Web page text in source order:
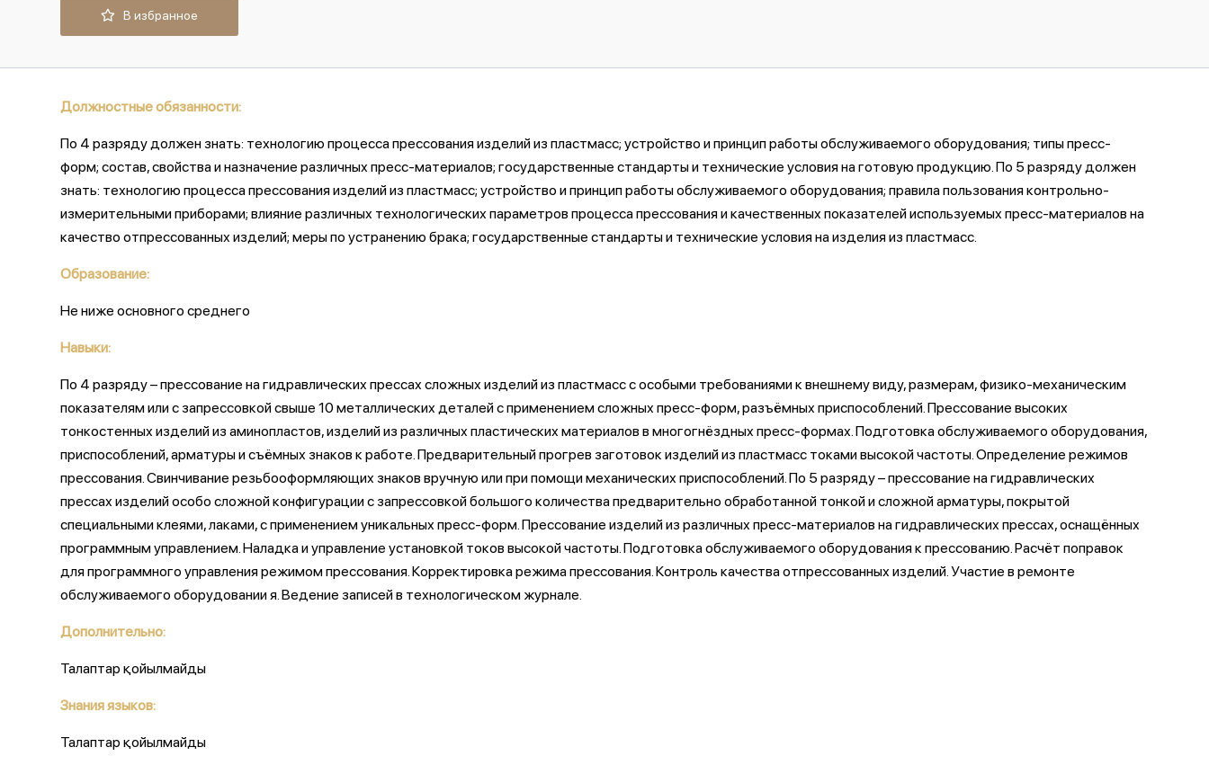
В избранное
Должностные обязанности:
По 4 pазpяду должен знать: технологию процесса прессования изделий из пластмасс; устройство и принцип работы обслуживаемого оборудования; типы пресс-
форм; состав, свойства и назначение различных пресс-материалов; государственные стандарты и технические условия на готовую продукцию. По 5 pазpяду должен
знать: технологию процесса прессования изделий из пластмасс; устройство и принцип работы обслуживаемого оборудования; правила пользования контрольно-
измерительными приборами; влияние различных технологических параметров процесса прессования и качественных показателей используемых пресс-материалов на
качество отпрессованных изделий; меры по устранению брака; государственные стандарты и технические условия на изделия из пластмасс.
Образование:
Не ниже основного среднего
Навыки:
По 4 pазpяду – прессование на гидравлических прессах сложных изделий из пластмасс с особыми требованиями к внешнему виду, размерам, физико-механическим
показателям или с запрессовкой свыше 10 металлических деталей с применением сложных пресс-форм, разъёмных приспособлений. Прессование высоких
тонкостенных изделий из аминопластов, изделий из различных пластических материалов в многогнёздных пресс-формах. Подготовка обслуживаемого оборудования,
приспособлений, арматуры и съёмных знаков к работе. Предварительный прогрев заготовок изделий из пластмасс токами высокой частоты. Определение режимов
прессования. Свинчивание резьбооформляющих знаков вручную или при помощи механических приспособлений. По 5 pазpяду – прессование на гидравлических
прессах изделий особо сложной конфигурации с запрессовкой большого количества предварительно обработанной тонкой и сложной арматуры, покрытой
специальными клеями, лаками, с применением уникальных пресс-форм. Прессование изделий из различных пресс-материалов на гидравлических прессах, оснащённых
программным управлением. Наладка и управление установкой токов высокой частоты. Подготовка обслуживаемого оборудования к прессованию. Расчёт поправок
для программного управления режимом прессования. Корректировка режима прессования. Контроль качества отпрессованных изделий. Участие в ремонте
обслуживаемого оборудовании я. Ведение записей в технологическом журнале.
Дополнительно:
Талаптар қойылмайды
Знания языков:
Талаптар қойылмайды